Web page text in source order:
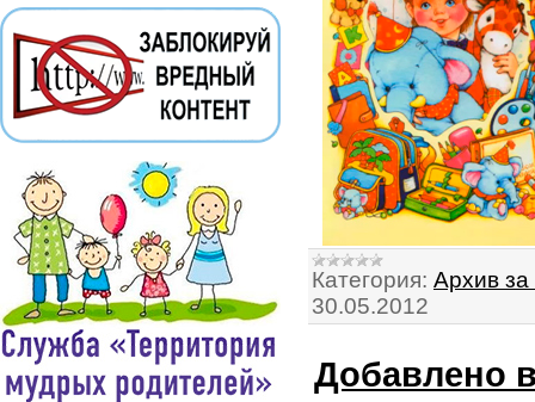
Категория: Архив за
30.05.2012
Добавлено